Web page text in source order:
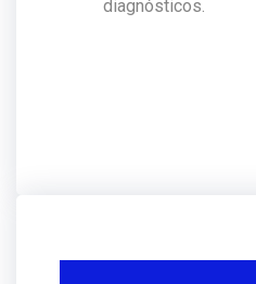
diagnósticos.